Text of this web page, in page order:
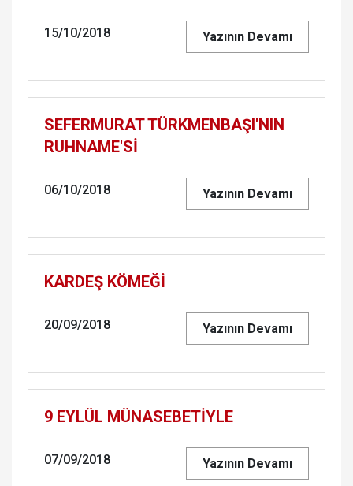
15/10/2018 Yazının Devamı
SE­FER­MU­RAT TÜRK­MEN­BA­ŞI'NIN
RUH­NA­ME'Sİ
06/10/2018 Yazının Devamı
KAR­DEŞ KÖMEĞİ
20/09/2018 Yazının Devamı
9 EYLÜL MÜ­NA­SE­BETİYLE
07/09/2018 Yazının Devamı